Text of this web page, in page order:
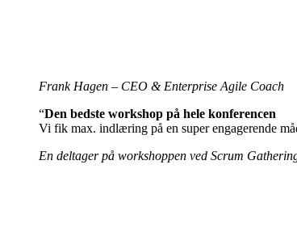
Frank Hagen – CEO & Enterprise Agile Coach
“Den bedste workshop på hele konferencen
Vi fik max. indlæring på en super engagerende
En deltager på workshoppen ved Scrum